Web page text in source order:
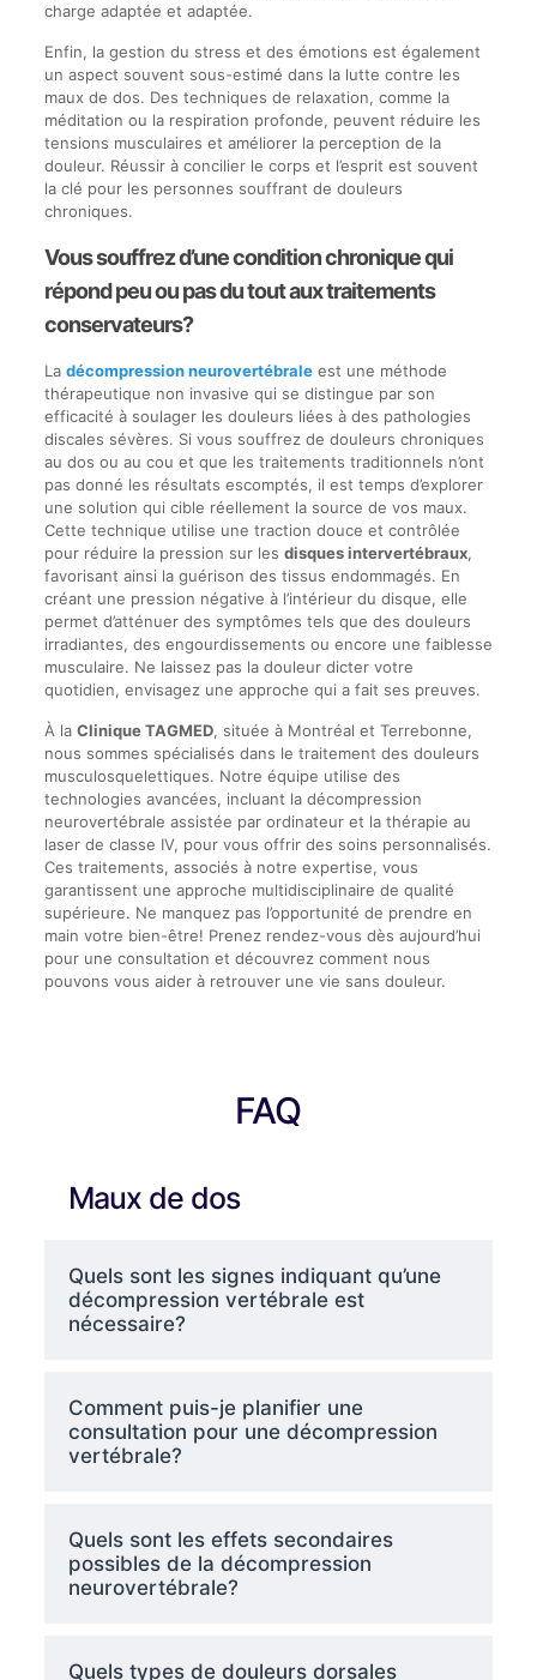
charge adaptée et adaptée.
Enfin, la gestion du stress et des émotions est également
un aspect souvent sous-estimé dans la lutte contre les
maux de dos. Des techniques de relaxation, comme la
méditation ou la respiration profonde, peuvent réduire les
tensions musculaires et améliorer la perception de la
douleur. Réussir à concilier le corps et l’esprit est souvent
la clé pour les personnes souffrant de douleurs
chroniques.
Vous souffrez d’une condition chronique qui
répond peu ou pas du tout aux traitements
conservateurs?
La décompression neurovertébraleest une méthode
thérapeutique non invasive qui se distingue par son
efficacité à soulager les douleurs liées à des pathologies
discales sévères. Si vous souffrez de douleurs chroniques
au dos ou au cou et que les traitements traditionnels n’ont
pas donné les résultats escomptés, il est temps d’explorer
une solution qui cible réellement la source de vos maux.
Cette technique utilise une traction douce et contrôlée
pour réduire la pression sur les disques intervertébraux,
favorisant ainsi la guérison des tissus endommagés. En
créant une pression négative à l’intérieur du disque, elle
permet d’atténuer des symptômes tels que des douleurs
irradiantes, des engourdissements ou encore une faiblesse
musculaire. Ne laissez pas la douleur dicter votre
quotidien, envisagez une approche qui a fait ses preuves.
À la Clinique TAGMED, située à Montréal et Terrebonne,
nous sommes spécialisés dans le traitement des douleurs
musculosquelettiques. Notre équipe utilise des
technologies avancées, incluant la décompression
neurovertébrale assistée par ordinateur et la thérapie au
laser de classe IV, pour vous offrir des soins personnalisés.
Ces traitements, associés à notre expertise, vous
garantissent une approche multidisciplinaire de qualité
supérieure. Ne manquez pas l’opportunité de prendre en
main votre bien-être! Prenez rendez-vous dès aujourd’hui
pour une consultation et découvrez comment nous
pouvons vous aider à retrouver une vie sans douleur.
FAQ
Maux de dos
Quels sont les signes indiquant qu’une
décompression vertébrale est
nécessaire?
Comment puis-je planifier une
consultation pour une décompression
vertébrale?
Quels sont les effets secondaires
possibles de la décompression
neurovertébrale?
Quels types de douleurs dorsales